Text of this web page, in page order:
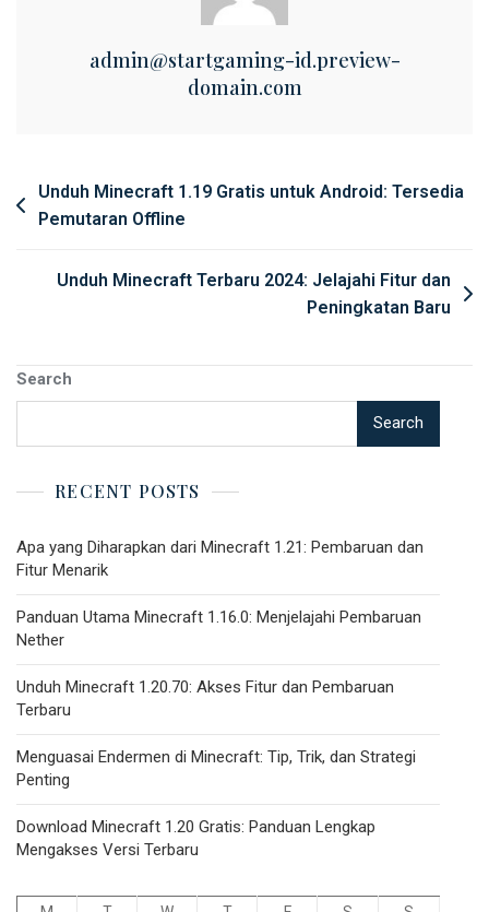
admin@startgaming-id.preview-
domain.com
Post
navigation
Unduh Minecraft 1.19 Gratis untuk Android: Tersedia
Pemutaran Offline
Unduh Minecraft Terbaru 2024: Jelajahi Fitur dan
Peningkatan Baru
Search
Search
RECENT POSTS
Apa yang Diharapkan dari Minecraft 1.21: Pembaruan dan
Fitur Menarik
Panduan Utama Minecraft 1.16.0: Menjelajahi Pembaruan
Nether
Unduh Minecraft 1.20.70: Akses Fitur dan Pembaruan
Terbaru
Menguasai Endermen di Minecraft: Tip, Trik, dan Strategi
Penting
Download Minecraft 1.20 Gratis: Panduan Lengkap
Mengakses Versi Terbaru